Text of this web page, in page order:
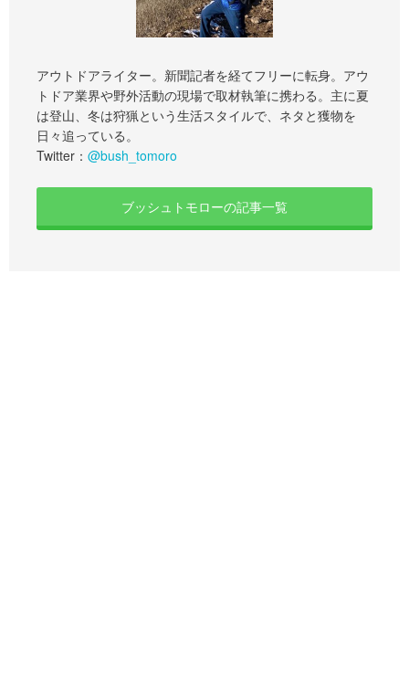
アウトドアライター。新聞記者を経てフリーに転身。アウ
トドア業界や野外活動の現場で取材執筆に携わる。主に夏
は登山、冬は狩猟という生活スタイルで、ネタと獲物を
日々追っている。
Twitter： @bush_tomoro
ブッシュトモローの記事一覧